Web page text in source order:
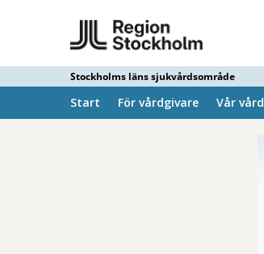
Stockholms läns sjukvårdsområde
Start För vårdgivare Vår vård